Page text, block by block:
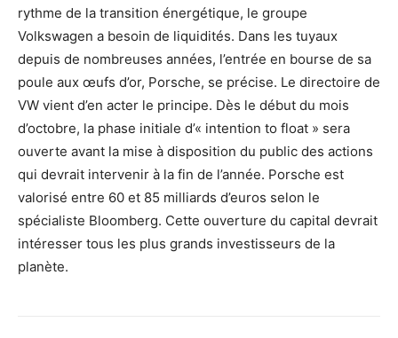
rythme de la transition énergétique, le groupe
Volkswagen a besoin de liquidités. Dans les tuyaux
depuis de nombreuses années, l’entrée en bourse de sa
poule aux œufs d’or, Porsche, se précise. Le directoire de
VW vient d’en acter le principe. Dès le début du mois
d’octobre, la phase initiale d’« intention to float » sera
ouverte avant la mise à disposition du public des actions
qui devrait intervenir à la fin de l’année. Porsche est
valorisé entre 60 et 85 milliards d’euros selon le
spécialiste Bloomberg. Cette ouverture du capital devrait
intéresser tous les plus grands investisseurs de la
planète.